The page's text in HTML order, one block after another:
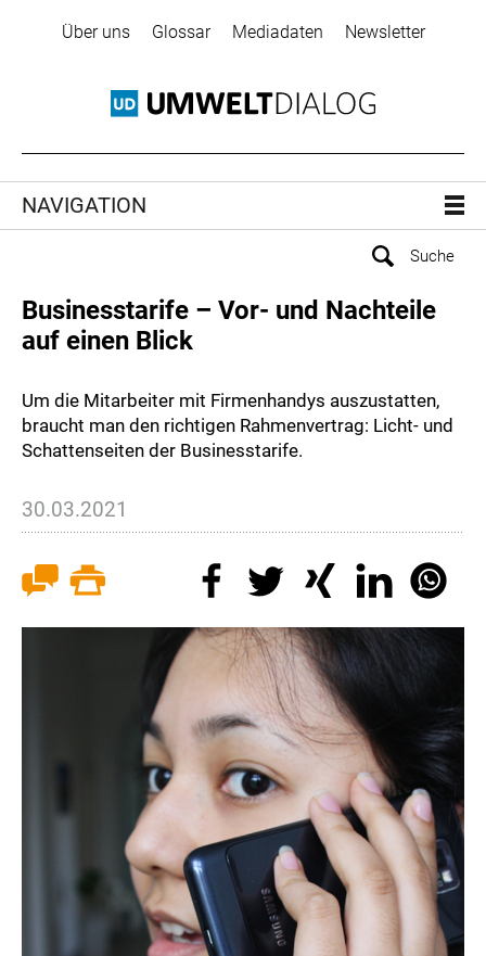
Über uns Glossar Mediadaten Newsletter
NAVIGATION
Businesstarife – Vor- und Nachteile
auf einen Blick
Um die Mitarbeiter mit Firmenhandys auszustatten,
braucht man den richtigen Rahmenvertrag: Licht- und
Schattenseiten der Businesstarife.
30.03.2021